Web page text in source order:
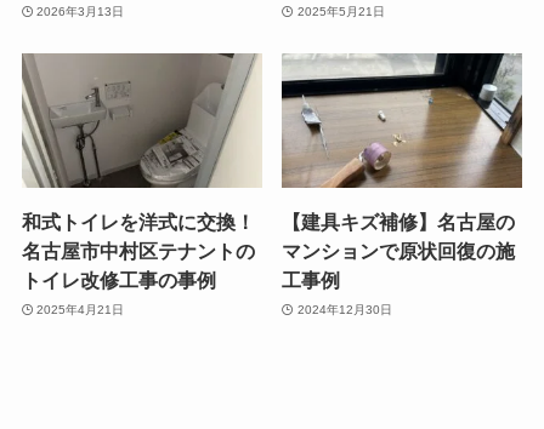
2026年3月13日 2025年5月21日
和式トイレを洋式に交換！
名古屋市中村区テナントの
トイレ改修工事の事例
2025年4月21日
【建具キズ補修】名古屋の
マンションで原状回復の施
工事例
2024年12月30日